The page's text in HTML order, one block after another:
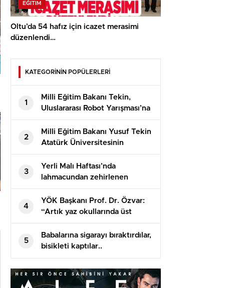
EĞITIM
Oltu’da 54 hafız için icazet merasimi
düzenlendi…
KATEGORİNİN POPÜLERLERİ
1
Milli Eğitim Bakanı Tekin,
Uluslararası Robot Yarışması’na
katılan öğrencilerle bir araya
geldi
2
Milli Eğitim Bakanı Yusuf Tekin
Atatürk Üniversitesinin
akademik yılı açılış töreninde
konuştu
3
Yerli Malı Haftası’nda
lahmacundan zehirlenen
öğrenciler hastaneye kaldırıldı!
4
YÖK Başkanı Prof. Dr. Özvar:
“Artık yaz okullarında üst
sınıflardan da ders alınabilmeli”
5
Babalarına sigarayı bıraktırdılar,
bisikleti kaptılar..